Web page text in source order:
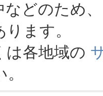
どのため
ます。
各地域の